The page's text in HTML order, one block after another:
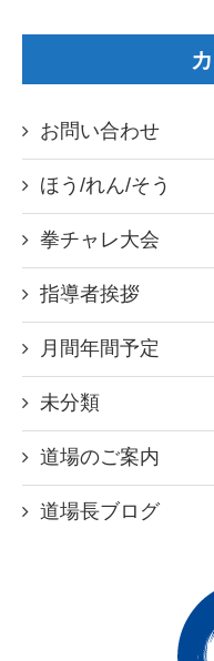
お問い合わせ
ほう/れん/そう
拳チャレ大会
指導者挨拶
月間年間予定
未分類
道場のご案内
道場長ブログ